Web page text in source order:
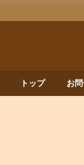
トップ お